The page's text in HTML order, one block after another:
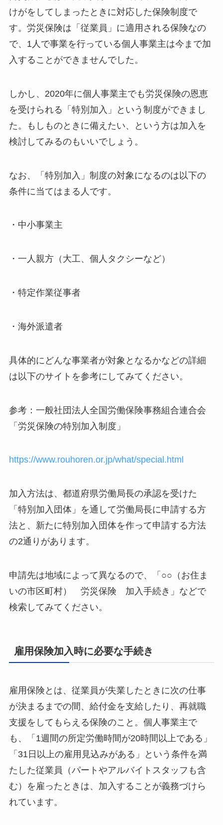
けがをしてしまったときに対応した保険制度で
す。労災保険は「従業員」に適用される保険なの
で、1人で事業を行っている個人事業主は今まで加
入することができませんでした。
しかし、2020年に個人事業主でも労災保険の恩恵
を受けられる「特別加入」という制度ができまし
た。もしものときに備えたい、という方は加入を
検討してみるのもいいでしょう。
なお、「特別加入」制度の対象になるのは以下の
条件に当てはまる人です。
・中小事業主
・一人親方（大工、個人タクシーなど）
・特定作業従事者
・海外派遣者
具体的にどんな事業者が対象となるかなどの詳細
は以下のサイトを参考にしてみてください。
参考：一般社団法人全国労働保険事務組合連合会
「労災保険の特別加入制度」
https://www.rouhoren.or.jp/what/special.html
加入方法は、都道府県労働局長の承認を受けた
「特別加入団体」を通して労働局長に申請する方
法と、新たに特別加入団体を作って申請する方法
の2通りがあります。
申請先は地域によって異なるので、「○○（お住ま
いの市区町村） 労災保険 加入手続き」などで
検索してみてください。
雇用保険加入時に必要な手続き
雇用保険とは、従業員が失業したときに次の仕事
が決まるまでの間、給付金を支給したり、再就職
支援をしてもらえる保険のこと。個人事業主で
も、「1週間の所定労働時間が20時間以上である」
「31日以上の雇用見込みがある」という条件を満
たした従業員（パートやアルバイトスタッフも含
む）を雇ったときは、加入することが義務づけら
れています。